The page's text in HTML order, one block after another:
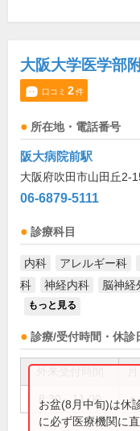
大阪大学医学部
口コミ 2件
所在地・電話番号
阪大病院前駅
大阪府吹田市山田丘2-
06-6879-5111
診療科目
内科 アレルギー科
科
神経内科 脳神経
もっと見る
診療/受付時間・休診
8:30～11:00 ●
お盆(8月中旬)は休
に必ず医療機関に